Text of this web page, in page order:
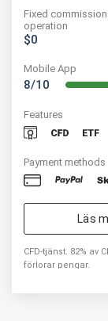
Fixed
operation
$0
Mobile App
8/10
Features
Payment methods
Läs
CFD-tjänst. 82%
förlorar pengar.